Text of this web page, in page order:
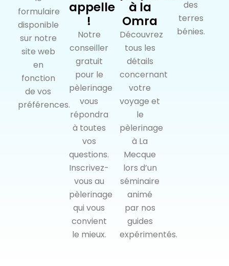
formulaire
disponible
sur notre
site web
en
fonction
de vos
préférences.
appelle
!
Notre
conseiller
gratuit
pour le
pèlerinage
vous
répondra
à toutes
vos
questions.
Inscrivez-
vous au
pèlerinage
qui vous
convient
le mieux.
à la
Omra
Découvrez
tous les
détails
concernant
votre
voyage et
le
pèlerinage
à La
Mecque
lors d’un
séminaire
animé
par nos
guides
expérimentés.
des
terres
bénies.